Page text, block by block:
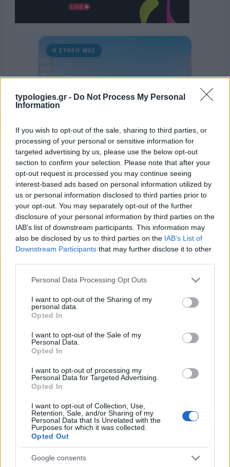
typologies.gr - Do Not Process My Personal
Information
If you wish to opt-out of the sale, sharing to third parties, or
processing of your personal or sensitive information for
targeted advertising by us, please use the below opt-out
section to confirm your selection. Please note that after your
opt-out request is processed you may continue seeing
interest-based ads based on personal information utilized by
us or personal information disclosed to third parties prior to
your opt-out. You may separately opt-out of the further
disclosure of your personal information by third parties on the
IAB’s list of downstream participants. This information may
also be disclosed by us to third parties on the IAB’s List of
Downstream Participants that may further disclose it to other
Please note that this website/app uses one or more Google
not limited to your visit or usage behaviour. You may click to
grant or deny consent to Google and its third-party tags to
use your data for below specified purposes in below Google
consent section.
Personal Data Processing Opt Outs
I want to opt-out of the Sharing of my
personal data.
Opted In
I want to opt-out of the Sale of my
Personal Data.
Opted In
I want to opt-out of processing my
Personal Data for Targeted Advertising.
Opted In
I want to opt-out of Collection, Use,
Retention, Sale, and/or Sharing of my
Personal Data that Is Unrelated with the
Purposes for which it was collected.
Opted Out
Google consents
Η ΣΤΗΛΗ ΜΑΣ
της Ζωής μας
πολιτισμός που μας ενώνει κάθε μέρα.
ΤΟ ΠΑΡΟΝ ΤΗΣ ΚΥΡΙΑΚΗΣ